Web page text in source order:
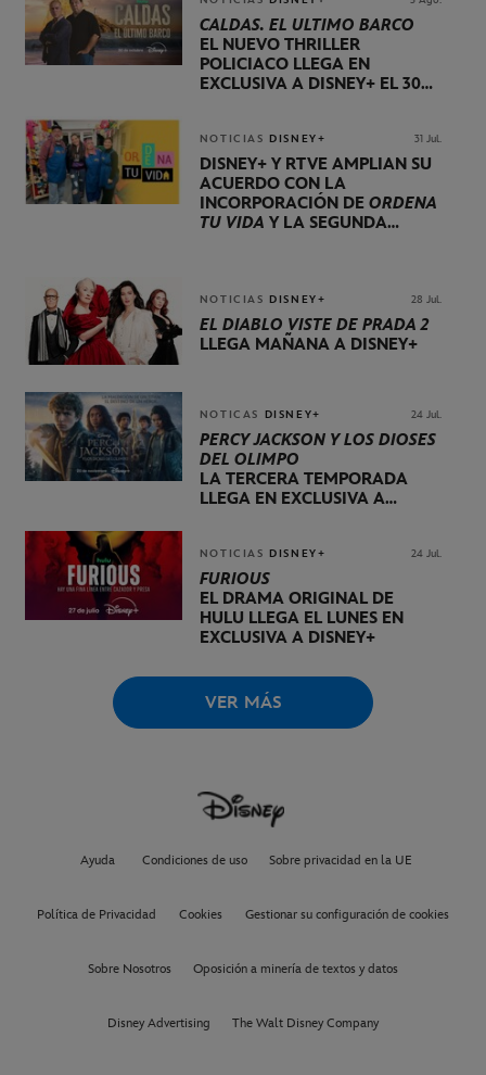
CALDAS. EL ÚLTIMO BARCO
EL NUEVO THRILLER
POLICIACO LLEGA EN
EXCLUSIVA A DISNEY+ EL 30
NOTICIAS DISNEY+ 31 Jul.
DISNEY+ Y RTVE AMPLÍAN SU
ACUERDO CON LA
INCORPORACIÓN DE ORDENA
TU VIDA Y LA SEGUNDA
NOTICIAS DISNEY+ 28 Jul.
EL DIABLO VISTE DE PRADA 2
LLEGA MAÑANA A DISNEY+
NOTICAS DISNEY+ 24 Jul.
PERCY JACKSON Y LOS DIOSES
DEL OLIMPO
LA TERCERA TEMPORADA
LLEGA EN EXCLUSIVA A
NOTICIAS DISNEY+ 24 Jul.
FURIOUS
EL DRAMA ORIGINAL DE
HULU LLEGA EL LUNES EN
EXCLUSIVA A DISNEY+
VER MÁS
Ayuda Condiciones de uso Sobre privacidad en la UE
Política de Privacidad Cookies Gestionar su configuración de cookies
Sobre Nosotros Oposición a minería de textos y datos
Disney Advertising The Walt Disney Company